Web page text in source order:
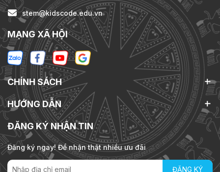
stem@kidscode.edu.vn
MẠNG XÃ HỘI
CHÍNH SÁCH
HƯỚNG DẪN
ĐĂNG KÝ NHẬN TIN
Đăng ký ngay! Để nhận thật nhiều ưu đãi
ĐĂNG KÝ